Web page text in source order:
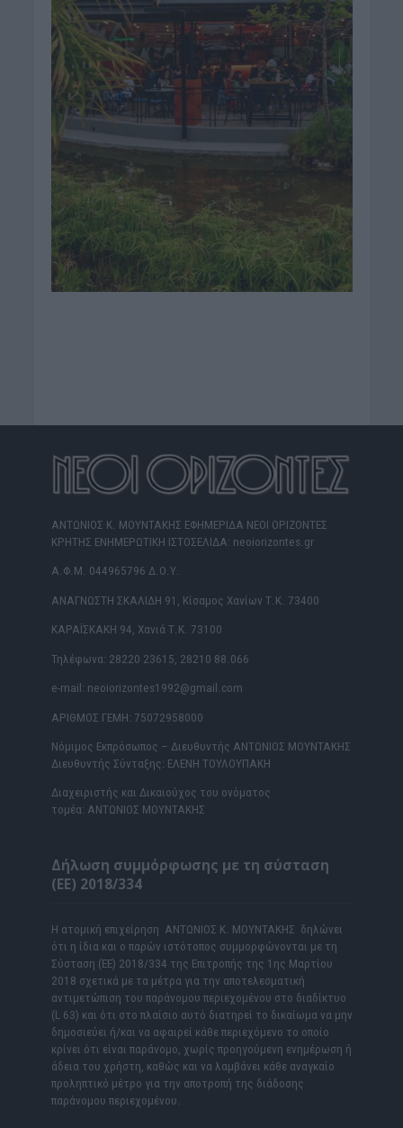
ΑΝΤΩΝΙΟΣ Κ. ΜΟΥΝΤΑΚΗΣ ΕΦΗΜΕΡΙΔΑ ΝΕΟΙ ΟΡΙΖΟΝΤΕΣ
ΚΡΗΤΗΣ ΕΝΗΜΕΡΩΤΙΚΗ ΙΣΤΟΣΕΛΙΔΑ: neoiorizontes.gr
Α.Φ.Μ. 044965796 Δ.Ο.Υ.
ΑΝΑΓΝΩΣΤΗ ΣΚΑΛΙΔΗ 91, Κίσαμος Χανίων Τ.Κ. 73400
ΚΑΡΑΪΣΚΑΚΗ 94, Χανιά Τ.Κ. 73100
Τηλέφωνα: 28220 23615, 28210 88.066
e-mail: neoiorizontes1992@gmail.com
ΑΡΙΘΜΟΣ ΓΕΜΗ: 75072958000
Νόμιμος Εκπρόσωπος – Διευθυντής ΑΝΤΩΝΙΟΣ ΜΟΥΝΤΑΚΗΣ
Διευθυντής Σύνταξης: ΕΛΕΝΗ ΤΟΥΛΟΥΠΑΚΗ
Διαχειριστής και Δικαιούχος του ονόματος
τομέα: ΑΝΤΩΝΙΟΣ ΜΟΥΝΤΑΚΗΣ
Δήλωση συμμόρφωσης με τη σύσταση
(ΕΕ) 2018/334
Η ατομική επιχείρηση ΑΝΤΩΝΙΟΣ Κ. ΜΟΥΝΤΑΚΗΣ δηλώνει
ότι η ίδια και ο παρών ιστότοπος συμμορφώνονται με τη
Σύσταση (ΕΕ) 2018/334 της Επιτροπής της 1ης Μαρτίου
2018 σχετικά με τα μέτρα για την αποτελεσματική
αντιμετώπιση του παράνομου περιεχομένου στο διαδίκτυο
(L 63) και ότι στο πλαίσιο αυτό διατηρεί το δικαίωμα να μην
δημοσιεύει ή/και να αφαιρεί κάθε περιεχόμενο το οποίο
κρίνει ότι είναι παράνομο, χωρίς προηγούμενη ενημέρωση ή
άδεια του χρήστη, καθώς και να λαμβάνει κάθε αναγκαίο
προληπτικό μέτρο για την αποτροπή της διάδοσης
παράνομου περιεχομένου.